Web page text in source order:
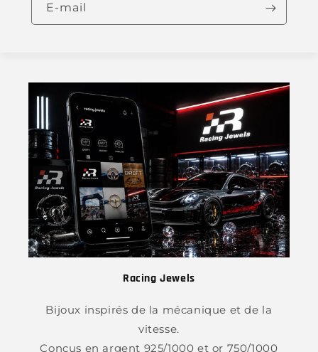
E-mail
Racing Jewels
Bijoux inspirés de la mécanique et de la
vitesse.
Conçus en argent 925/1000 et or 750/1000